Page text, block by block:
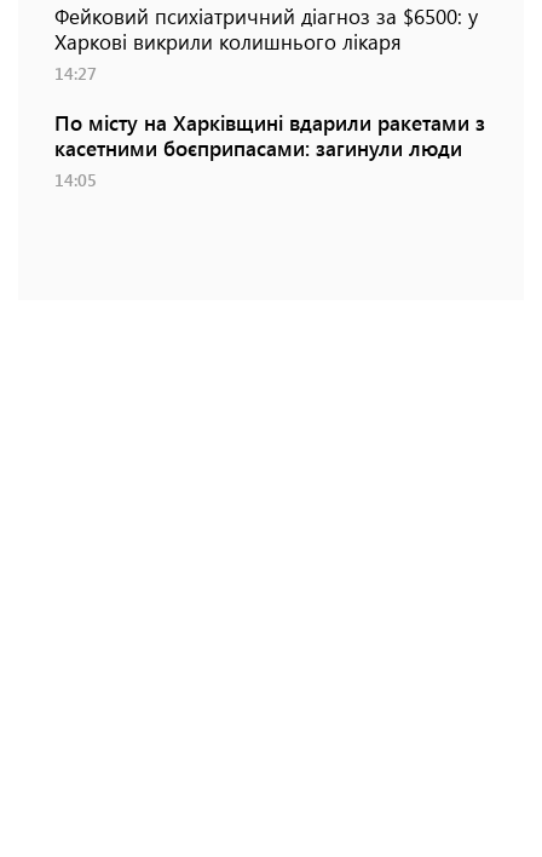
Фейковий психіатричний діагноз за $6500: у
Харкові викрили колишнього лікаря
14:27
По місту на Харківщині вдарили ракетами з
касетними боєприпасами: загинули люди
14:05